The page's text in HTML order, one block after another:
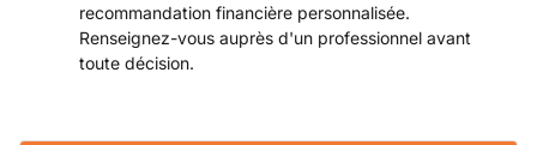
recommandation financière personnalisée.
Renseignez-vous auprès d'un professionnel avant
toute décision.